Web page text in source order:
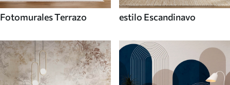
Fotomurales Terrazo estilo Escandinavo